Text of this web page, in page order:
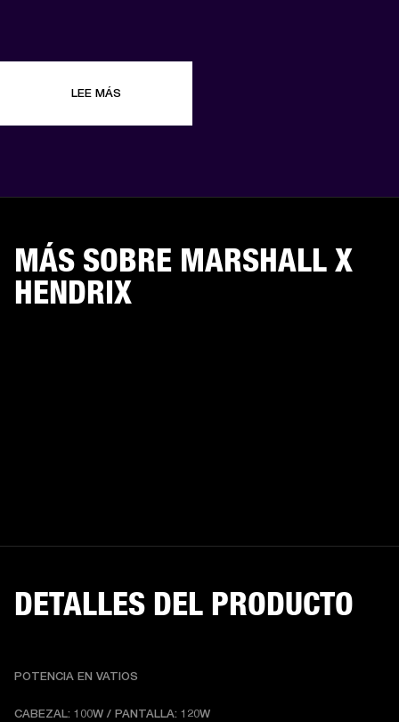
LEE MÁS
MÁS SOBRE MARSHALL X
HENDRIX
DETALLES DEL PRODUCTO
POTENCIA EN VATIOS
CABEZAL: 100W / PANTALLA: 120W